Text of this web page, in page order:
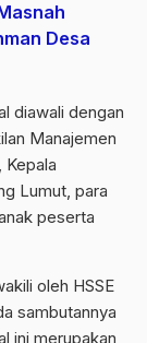
Desa
diawali dengan
Manajemen
Lumut, para
peserta
oleh HSSE
sambutannya
ini merupakan